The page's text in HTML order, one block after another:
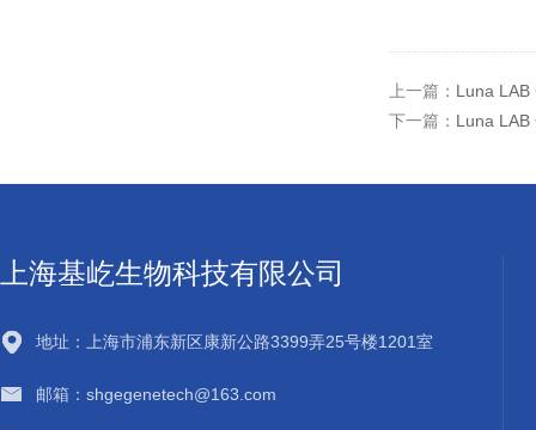
上一篇： Luna LAB
下一篇： Luna LAB
上海基屹生物科技有限公司
地址：上海市浦东新区康新公路3399弄25号楼1201室
邮箱：shgegenetech@163.com